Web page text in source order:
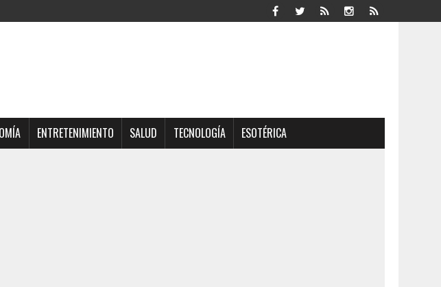
ENTRETENIMIENTO SALUD TECNOLOGÍA ESOTÉRICA